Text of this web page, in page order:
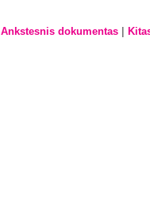
Ankstesnis dokumentas |